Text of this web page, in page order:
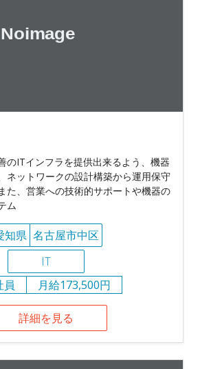
のITインフラを提供出来るよう、機器
ネットワークの設計構築から運用保守
た、営業への技術的サポートや機器の
ム
知県 名古屋市中区
IT
員
月給173,500円
詳細を見る